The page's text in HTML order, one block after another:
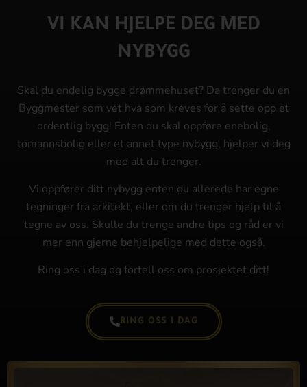
VI KAN HJELPE DEG MED
NYBYGG
Skal du endelig bygge drømmehuset? Da trenger du en
Byggmester som vet hva som kreves for å sette opp et
ordentlig bygg! Enten du skal oppføre enebolig,
tomannsbolig eller et annet type nybygg, hjelper vi deg
med alt du trenger.
Vi oppfører ditt nybygg enten du allerede har egne
tegninger fra arkitekt, eller om du trenger hjelp til å
tegne av oss. Skulle du trenge andre tips og råd er vi
mer enn gjerne behjelpelige med dette også.
Ring oss i dag og fortell oss om prosjektet ditt!
RING OSS I DAG